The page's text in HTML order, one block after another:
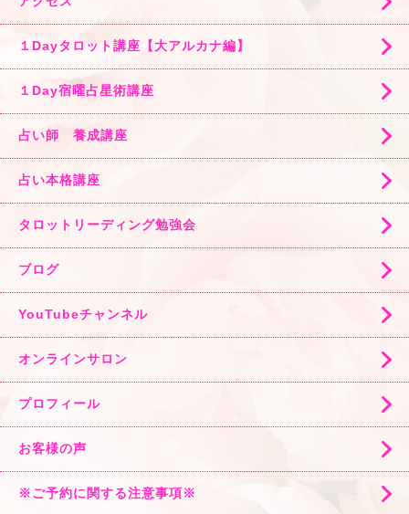
１Dayタロット講座【大アルカナ編】
１Day宿曜占星術講座
占い師 養成講座
占い本格講座
タロットリーディング勉強会
ブログ
YouTubeチャンネル
オンラインサロン
プロフィール
お客様の声
※ご予約に関する注意事項※